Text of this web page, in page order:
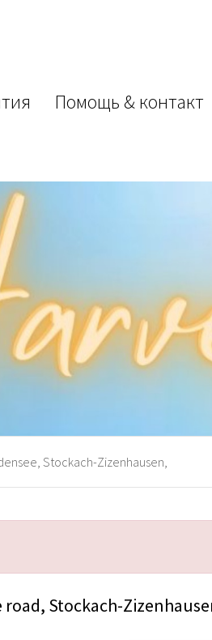
Помощь & контакт
Stockach-Zizenhausen,
Stockach-